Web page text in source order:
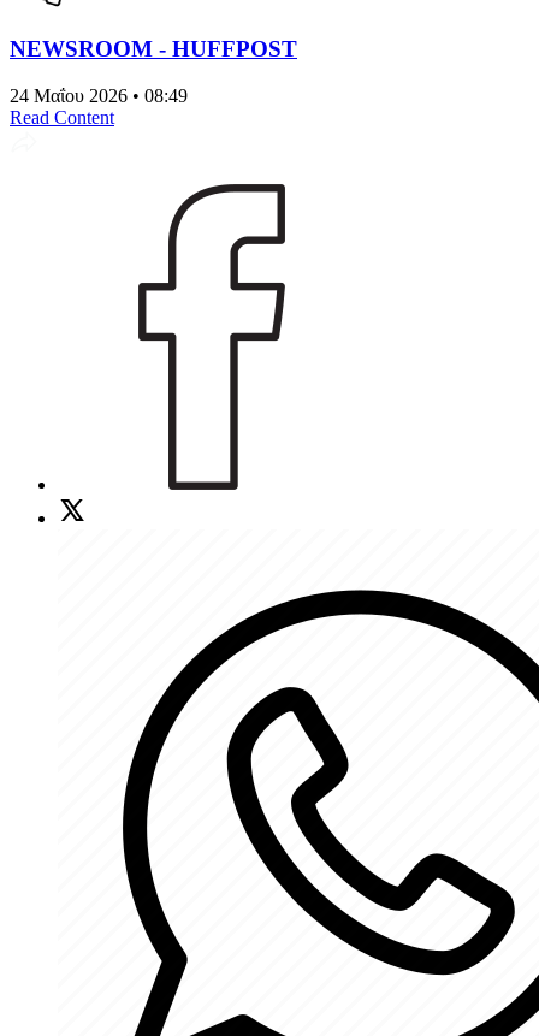
NEWSROOM - HUFFPOST
24 Μαΐου 2026 • 08:49
Read Content